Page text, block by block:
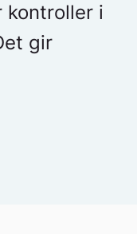
kontroller i
gir